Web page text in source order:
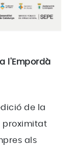
l'Empordà
de la
proximitat
als